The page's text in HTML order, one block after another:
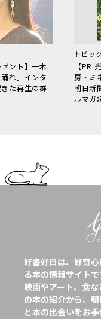
ント】一木
れ」インタ
た再生の群
トピック
【PR
房・ミ
朝日新
ルマガ
好書好日は、好奇
る本の情報サイトで
映画やアート、食
の本の紹介から、
と本の出会いをお手